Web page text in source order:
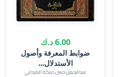
6.00 د.ك
ضوابط المعرفة وأصول
الأستدلال...
عبدالرحمن حسن حبنكة الميداني